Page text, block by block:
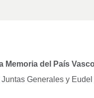
Memoria del País
Generales y